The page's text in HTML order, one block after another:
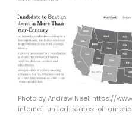
Photo by Andrew Neel: https://
internet-united-states-of-